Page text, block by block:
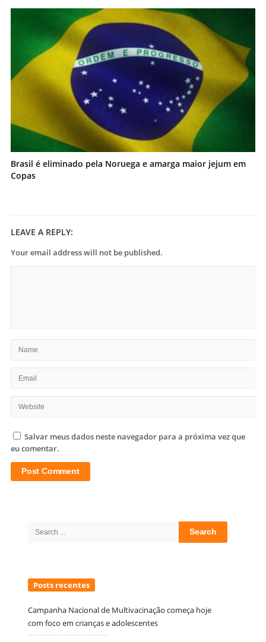
Brasil é eliminado pela Noruega e amarga maior jejum em
Copas
LEAVE A REPLY:
Your email address will not be published.
Salvar meus dados neste navegador para a próxima vez que
eu comentar.
Search
Posts recentes
Campanha Nacional de Multivacinação começa hoje
com foco em crianças e adolescentes